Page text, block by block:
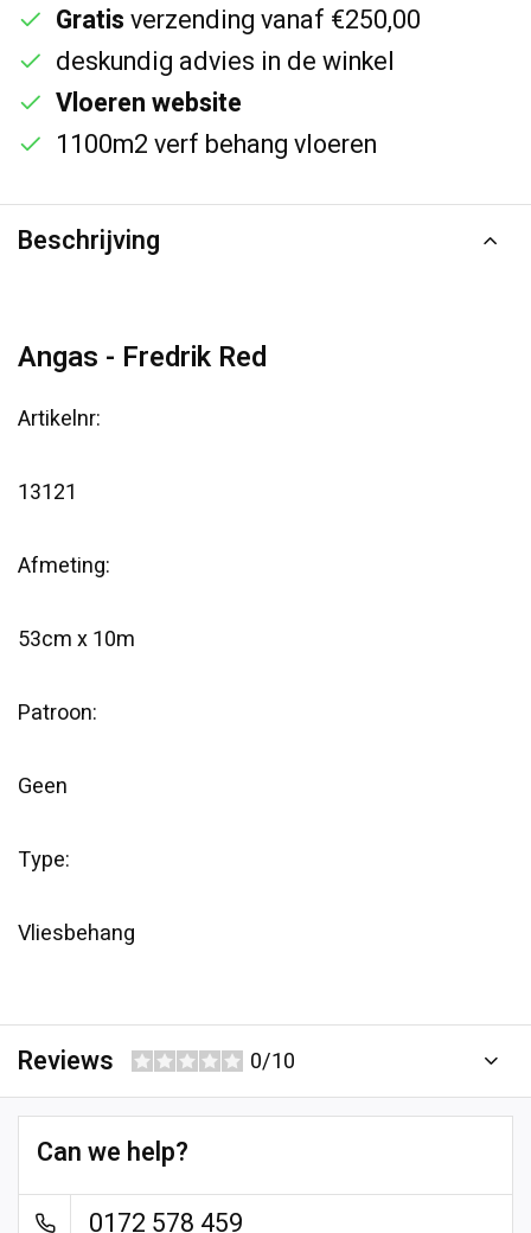
Gratisverzending vanaf €250,00
deskundig advies in de winkel
Vloeren website
1100m2 verf behang vloeren
Beschrijving
Angas - Fredrik Red
Artikelnr:
13121
Afmeting:
53cm x 10m
Patroon:
Geen
Type:
Vliesbehang
Reviews 0/10
Can we help?
0172 578 459